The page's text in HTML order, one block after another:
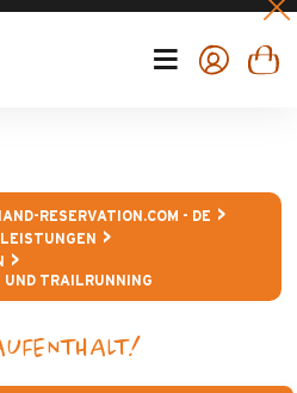
RESERVATION.COM - DE
UND TRAILRUNNING